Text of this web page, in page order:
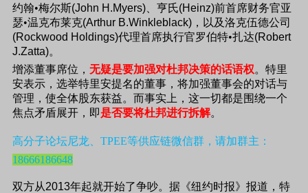
约翰•梅尔斯(John H.Myers) 、亨氏(Heinz)前首席财务官亚
瑟•温克布莱克(Arthur B.Winkleblack) ，以及洛克伍德公司
(Rockwood Holdings)代理首席执行官罗伯特•扎达(Robert
J.Zatta)。
增添董事席位， 无疑是要加强对杜邦决策的话语权。特里
安表示，选举特里安提名的董事，将加强董事会的对话与
管理，使全体股东获益。而事实上，这一切都是围绕一个
焦点矛盾展开，即是否要将杜邦进行拆解。
高分子论坛尼龙、TPEE等供应链微信群，请加群主：
18666186648
双方从2013年起就开始了争吵。据《纽约时报》报道，特